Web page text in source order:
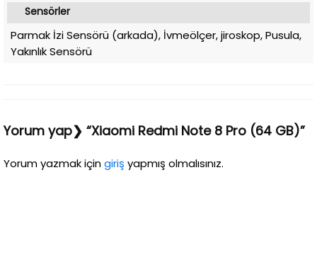
Sensörler
Parmak İzi Sensörü (arkada), İvmeölçer, jiroskop, Pusula,
Yakınlık Sensörü
Yorum yap❯ “Xiaomi Redmi Note 8 Pro (64 GB)”
Yorum yazmak içingiriş yapmış olmalısınız.